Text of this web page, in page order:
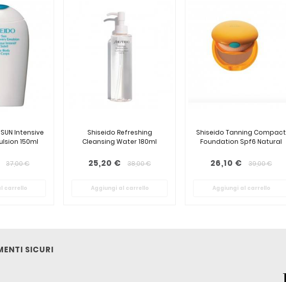
Intensive
150ml
37,00 €
carrello
Shiseido Refreshing
Cleansing Water 180ml
25,20 € 38,00 €
Aggiungi al carrello
Shiseido Tanning Compact
Foundation Spf6 Natural
26,10 € 39,00 €
Aggiungi al carrello
SICURI